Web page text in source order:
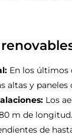
En los últimos
altas y
Los
m de
de